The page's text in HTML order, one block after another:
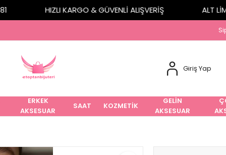
HIZLI KARGO & GÜVENLİ ALIŞVERİŞ ALT
Giriş Yap
ERKEK
AKSESUAR
SAAT KOZMETİK
GELİN
AKSESUAR